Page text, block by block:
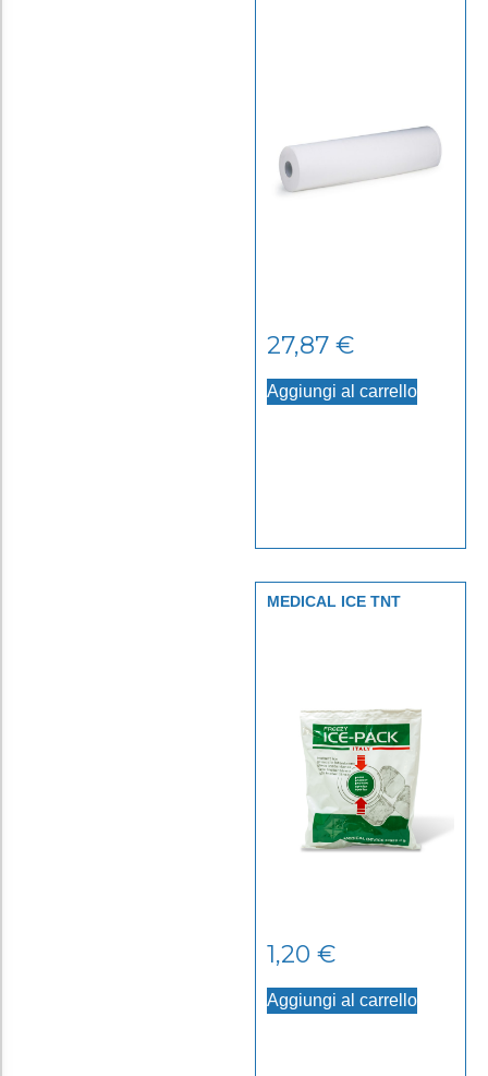
27,87 €
Aggiungi al carrello
MEDICAL ICE TNT
1,20 €
Aggiungi al carrello